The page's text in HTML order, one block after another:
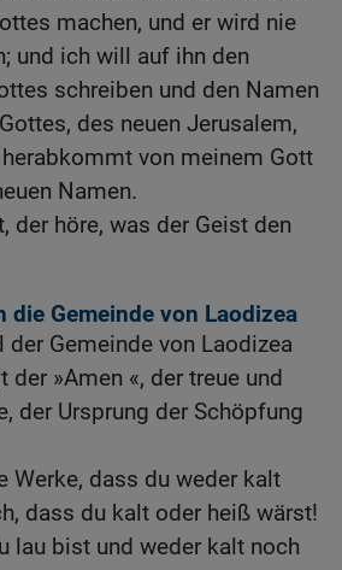
machen, und er wird nie
und ich will auf ihn den
schreiben und den Namen
des neuen Jerusalem,
von meinem Gott
Namen.
der höre, was der Geist den
die Gemeinde von Laodizea
der Gemeinde von Laodizea
der »Amen «, der treue und
der Ursprung der Schöpfung
Werke, dass du weder kalt
dass du kalt oder heiß wärst!
lau bist und weder kalt noch